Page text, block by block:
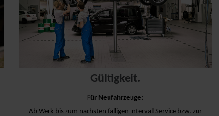
Gültigkeit.
Für Neufahrzeuge:
Ab Werk bis zum nächsten fälligen Intervall Service bzw. zur